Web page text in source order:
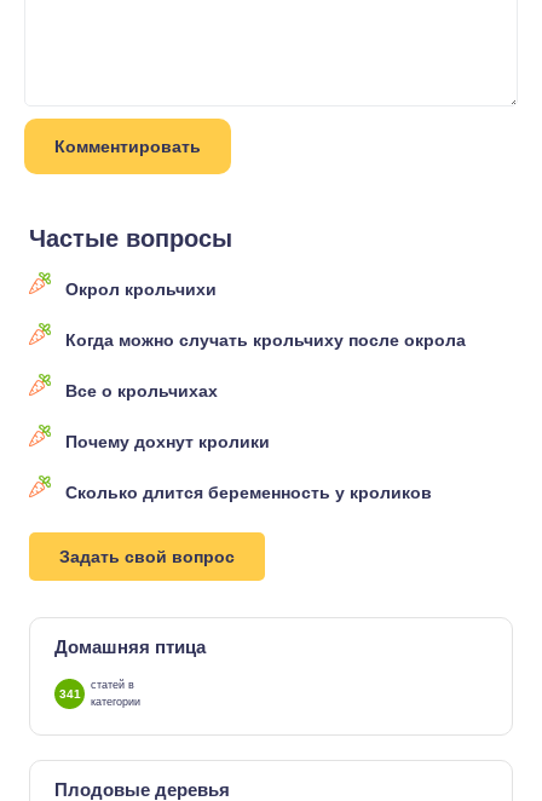
Частые вопросы
Окрол крольчихи
Когда можно случать крольчиху после окрола
Все о крольчихах
Почему дохнут кролики
Сколько длится беременность у кроликов
Задать свой вопрос
Домашняя птица
341
статей в
категории
Плодовые деревья